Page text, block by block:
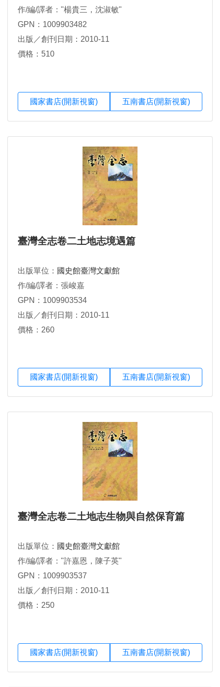
作/編/譯者："楊貴三，沈淑敏"
GPN：1009903482
出版／創刊日期：2010-11
價格：510
國家書店(開新視窗) 五南書店(開新視窗)
臺灣全志卷二土地志境遇篇
出版單位： 國史館臺灣文獻館
作/編/譯者：張峻嘉
GPN：1009903534
出版／創刊日期：2010-11
價格：260
國家書店(開新視窗) 五南書店(開新視窗)
臺灣全志卷二土地志生物與自然保育篇
出版單位： 國史館臺灣文獻館
作/編/譯者："許嘉恩，陳子英"
GPN：1009903537
出版／創刊日期：2010-11
價格：250
國家書店(開新視窗) 五南書店(開新視窗)